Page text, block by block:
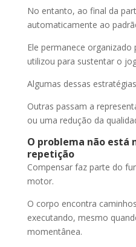
No entanto, ao final da
automaticamente ao
Ele permanece organizado
utilizou para sustentar o
Algumas dessas
Outras passam a
ou uma redução da
O problema não está
repetição
Compensar faz parte do
motor.
O corpo encontra
executando, mesmo
momentânea.